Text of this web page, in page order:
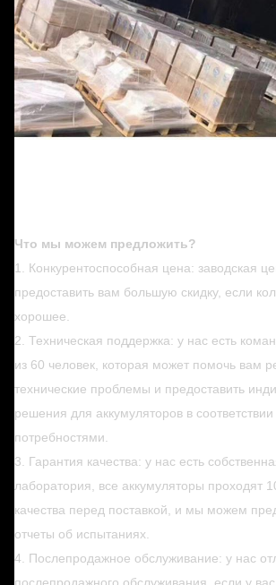
Что мы можем предложить?
1. Конкурентоспособная цена: заводская
предоставить вам большую скидку, если
хорошее.
2. Техническая поддержка: у нас есть
из 60 человек, которая может помочь вам
технические проблемы и предоставить
решения для аккумуляторов в
потребностями.
3. Гарантия качества: у нас есть
лаборатория, все аккумуляторы проходят
качества перед поставкой, и мы можем
отчеты об испытаниях.
4. Послепродажное обслуживание: у нас